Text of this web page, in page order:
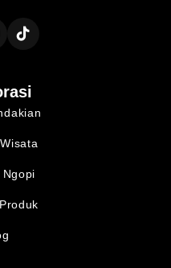
Ngopi